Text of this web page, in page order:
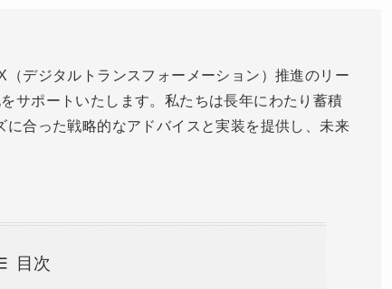
デジタルトランスフォーメーション）推進のリー
サポートいたします。私たちは長年にわたり蓄積
合った戦略的なアドバイスと実装を提供し、未来
目次